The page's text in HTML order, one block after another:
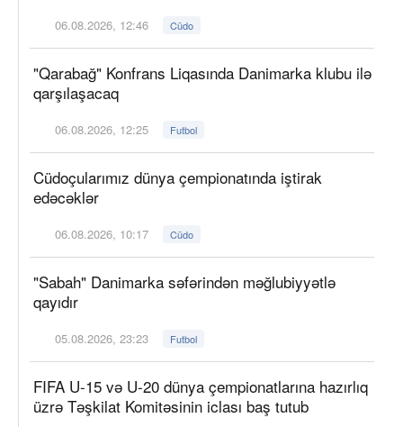
06.08.2026, 12:46 Cüdo
"Qarabağ" Konfrans Liqasında Danimarka klubu ilə
qarşılaşacaq
06.08.2026, 12:25 Futbol
Cüdoçularımız dünya çempionatında iştirak
edəcəklər
06.08.2026, 10:17 Cüdo
"Sabah" Danimarka səfərindən məğlubiyyətlə
qayıdır
05.08.2026, 23:23 Futbol
FIFA U-15 və U-20 dünya çempionatlarına hazırlıq
üzrə Təşkilat Komitəsinin iclası baş tutub